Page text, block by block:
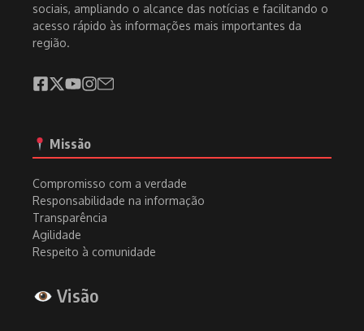
sociais, ampliando o alcance das notícias e facilitando o
acesso rápido às informações mais importantes da
região.
Missão
Compromisso com a verdade
Responsabilidade na informação
Transparência
Agilidade
Respeito à comunidade
Visão